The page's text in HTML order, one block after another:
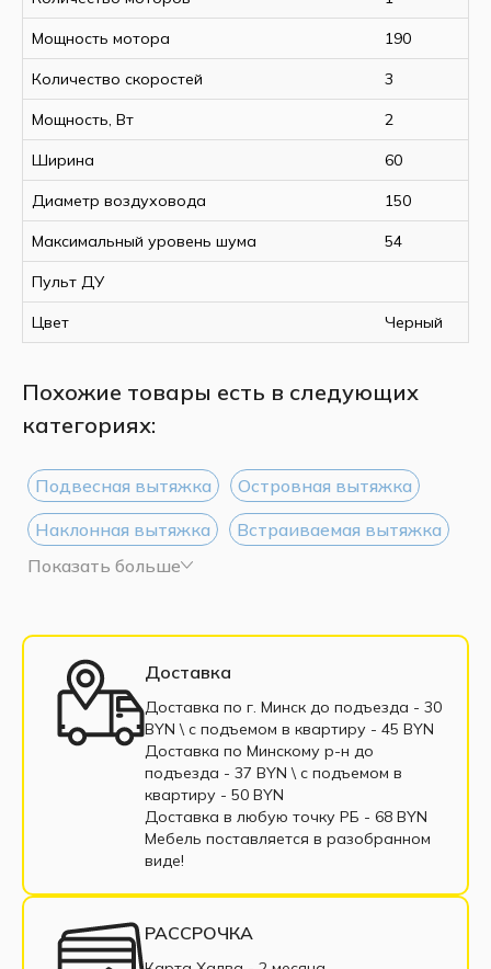
Габариты
Ширина
Высота
Вес
Диаметр воздуховода
Мощность мотора 190
Количество скоростей 3
Мощность, Вт 2
Ширина 60
Диаметр воздуховода 150
Максимальный уровень шума 54
Пульт ДУ
Цвет Черный
Похожие товары есть в следующих
категориях:
Подвесная вытяжка
Островная вытяжка
Наклонная вытяжка
Встраиваемая вытяжка
Белая вытяжка
Показать больше
Доставка
Доставка по г. Минск до подъезда - 30
BYN \ c подъемом в квартиру - 45 BYN
Доставка по Минскому р-н до
подъезда - 37 BYN \ c подъемом в
квартиру - 50 BYN
Доставка в любую точку РБ - 68 BYN
Мебель поставляется в разобранном
виде!
РАССРОЧКА